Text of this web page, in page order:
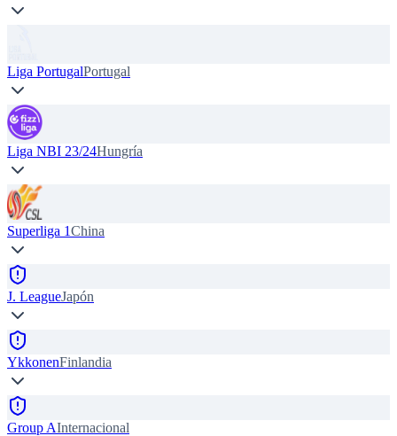
Liga PortugalPortugal
Liga NBI 23/24Hungría
Superliga 1China
J. LeagueJapón
YkkonenFinlandia
Group AInternacional